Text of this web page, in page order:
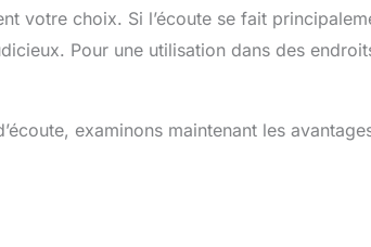
votre choix. Si l’écoute se fait
Pour une utilisation dans des
examinons maintenant les